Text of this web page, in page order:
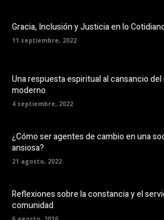
Gracia, Inclusión y Justicia en lo
11 septiembre, 2022
Una respuesta espiritual al cansancio
moderno
4 septiembre, 2022
¿Cómo ser agentes de cambio en una
ansiosa?
21 agosto, 2022
Reflexiones sobre la constancia y el
comunidad